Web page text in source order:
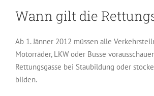
Wann gilt die
Ab 1. Jänner 2012 müssen alle
Motorräder, LKW oder Busse
Rettungsgasse bei Staubildung oder
bilden.